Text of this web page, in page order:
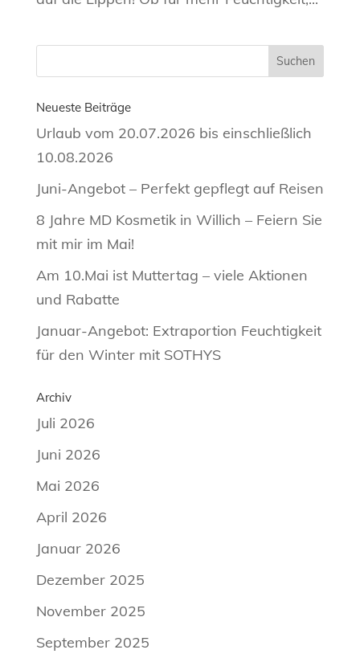
Neueste Beiträge
Urlaub vom 20.07.2026 bis einschließlich
10.08.2026
Juni-Angebot – Perfekt gepflegt auf Reisen
8 Jahre MD Kosmetik in Willich – Feiern Sie
mit mir im Mai!
Am 10.Mai ist Muttertag – viele Aktionen
und Rabatte
Januar-Angebot: Extraportion Feuchtigkeit
für den Winter mit SOTHYS
Archiv
Juli 2026
Juni 2026
Mai 2026
April 2026
Januar 2026
Dezember 2025
November 2025
September 2025